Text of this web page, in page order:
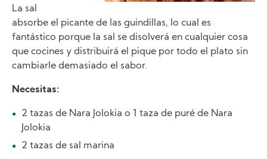
La sal
absorbe el picante de las guindillas, lo cual es
fantástico porque la sal se disolverá en cualquier cosa
que cocines y distribuirá el pique por todo el plato sin
cambiarle demasiado el sabor.
Necesitas:
2 tazas de Nara Jolokia o 1 taza de puré de Nara
Jolokia
2 tazas de sal marina